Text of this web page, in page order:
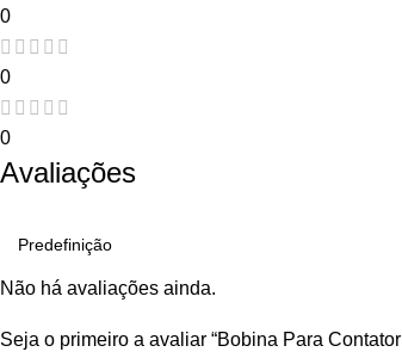
0
0
0
Avaliações
Não há avaliações ainda.
Seja o primeiro a avaliar “Bobina Para